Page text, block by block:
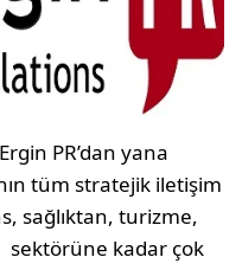
PR’dan yana
tüm stratejik iletişim
sağlıktan, turizme,
sektörüne kadar çok